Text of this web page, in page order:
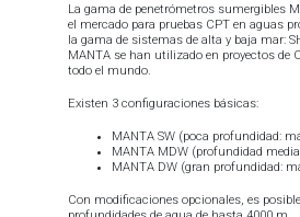
La gama de penetrómetros sumergibles
el mercado para pruebas CPT en aguas
la gama de sistemas de alta y baja mar:
MANTA se han utilizado en proyectos de
todo el mundo.
Existen 3 configuraciones básicas:
MANTA SW (poca profundidad:
MANTA MDW (profundidad
MANTA DW (gran profundidad:
Con modificaciones opcionales, es